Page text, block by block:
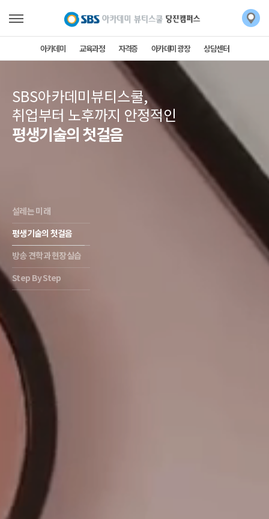
아카데미 교육과정 자격증 아카데미 광장 상담센터
SBS아카데미뷰티스쿨,
취업부터 노후까지 안정적인
평생기술의 첫걸음
설레는 미래
평생기술의 첫걸음
방송 견학과 현장실습
Step By Step